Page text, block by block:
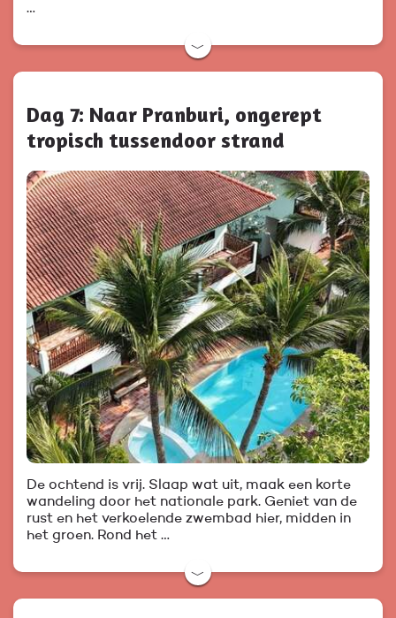
…
﹀
Dag 7: Naar Pranburi, ongerept
tropisch tussendoor strand
De ochtend is vrij. Slaap wat uit, maak een korte
wandeling door het nationale park. Geniet van de
rust en het verkoelende zwembad hier, midden in
het groen. Rond het …
﹀